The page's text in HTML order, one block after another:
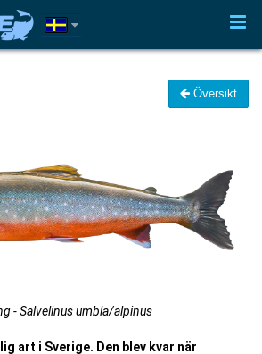
Översikt
- Salvelinus umbla/alpinus
art i Sverige. Den blev kvar när